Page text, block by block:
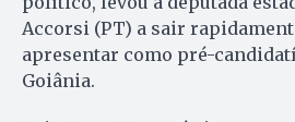
Accorsi (PT) a sair
apresentar como pré-
Goiânia.